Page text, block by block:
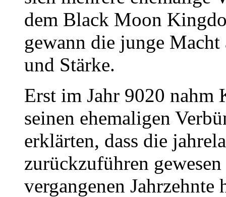
dem Black Moon
gewann die junge
und Stärke.
Erst im Jahr 9020
seinen ehemaligen
erklärten, dass die
zurückzuführen
vergangenen Jahrzehnte